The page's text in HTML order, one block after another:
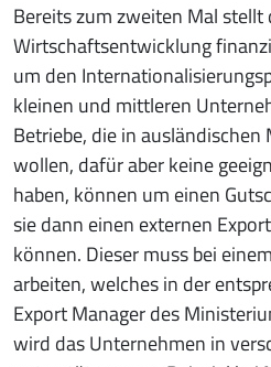
Bereits zum zweiten Mal
Wirtschaftsentwicklung
um den
kleinen und mittleren
Betriebe, die in ausländischen
wollen, dafür aber keine
haben, können um einen
sie dann einen externen
können. Dieser muss bei
arbeiten, welches in der
Export Manager des
wird das Unternehmen in